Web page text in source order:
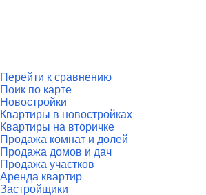
Перейти к сравнению
Поик по карте
Новостройки
Квартиры в новостройках
Квартиры на вторичке
Продажа комнат и долей
Продажа домов и дач
Продажа участков
Аренда квартир
Застройщики